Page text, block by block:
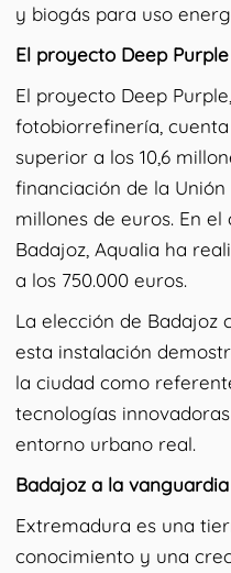
y biogás para uso
El proyecto Deep Purple
El proyecto Deep
fotobiorrefinería,
superior a los 10,6
financiación de la
millones de euros. En
Badajoz, Aqualia ha
a los 750.000 euros.
La elección de Badajoz
esta instalación
la ciudad como
tecnologías
entorno urbano real.
Badajoz a la
Extremadura es una
conocimiento y una